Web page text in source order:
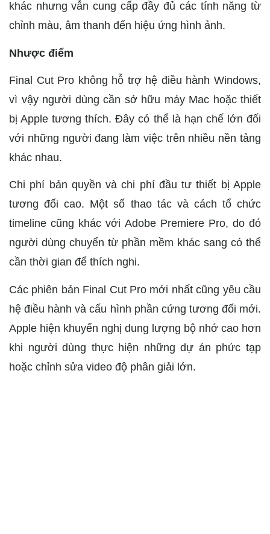
khác nhưng vẫn cung cấp đầy đủ các tính năng từ
chỉnh màu, âm thanh đến hiệu ứng hình ảnh.
Nhược điểm
Final Cut Pro không hỗ trợ hệ điều hành Windows,
vì vậy người dùng cần sở hữu máy Mac hoặc thiết
bị Apple tương thích. Đây có thể là hạn chế lớn đối
với những người đang làm việc trên nhiều nền tảng
khác nhau.
Chi phí bản quyền và chi phí đầu tư thiết bị Apple
tương đối cao. Một số thao tác và cách tổ chức
timeline cũng khác với Adobe Premiere Pro, do đó
người dùng chuyển từ phần mềm khác sang có thể
cần thời gian để thích nghi.
Các phiên bản Final Cut Pro mới nhất cũng yêu cầu
hệ điều hành và cấu hình phần cứng tương đối mới.
Apple hiện khuyến nghị dung lượng bộ nhớ cao hơn
khi người dùng thực hiện những dự án phức tạp
hoặc chỉnh sửa video độ phân giải lớn.